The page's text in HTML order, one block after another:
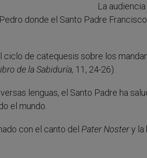
La
donde el Santo Padre
ciclo de catequesis sobre los
de la Sabiduría, 11, 24-26).
lenguas, el Santo Padre ha
el mundo.
con el canto del Pater Nostery la